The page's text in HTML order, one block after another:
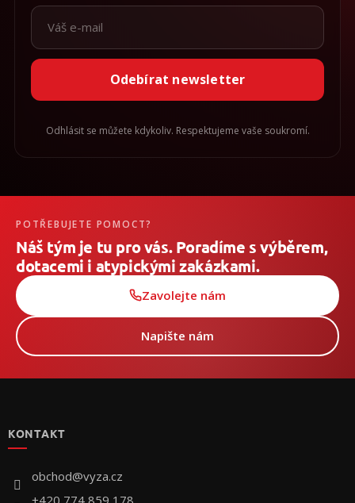
CZK
Přihlášení
Odebírat newsletter
Odhlásit se můžete kdykoliv. Respektujeme vaše soukromí.
POTŘEBUJETE POMOCT?
Náš tým je tu pro vás. Poradíme s výběrem,
dotacemi i atypickými zakázkami.
Zavolejte nám
Napište nám
KONTAKT
obchod@vyza.cz
+420 774 859 178